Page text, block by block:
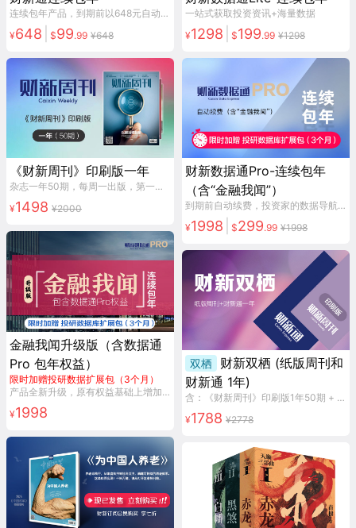
连续包年产品，到期前以648元自动续费
¥648 $99.99 ¥648
《财新周刊》印刷版一年
杂志一年50期，每周一出版，第一时间免费快递。
¥1498 ¥2000
金融我闻升级版（含数据通
Pro 包年权益）
限时加赠投研数据扩展包（3个月）
产品全新升级，原有权益基础上增加数据通Pro包年权益。投资家的数据导航仪，自动续费产品。
¥1998
一站式获取投资资讯+海量数据
¥1298 $199.99 ¥1298
财新数据通Pro-连续包年
（含“金融我闻”）
到期前自动续费，投资家的数据导航仪
¥1998 $299.99 ¥1998
双栖
财新双栖 (纸版周刊和
财新通 1年)
含：《财新周刊》印刷版1年50期 + 财新通1年（可选自动开通或兑换码）
¥1788 ¥2778